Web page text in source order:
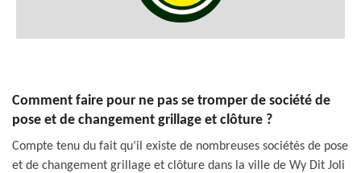
Comment faire pour ne pas se tromper de société de
pose et de changement grillage et clôture ?
Compte tenu du fait qu’il existe de nombreuses sociétés de pose
et de changement grillage et clôture dans la ville de Wy Dit Joli